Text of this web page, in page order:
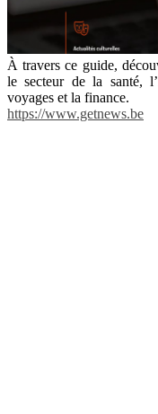
À travers ce guide,
le secteur de la santé,
voyages et la finance.
https://www.getnews.be